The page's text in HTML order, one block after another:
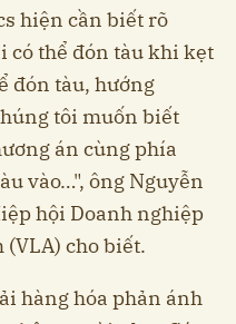
hiện cần biết rõ
có thể đón tàu khi kẹt
đón tàu, hướng
tôi muốn biết
án cùng phía
vào…", ông Nguyễn
hội Doanh nghiệp
cho biết.
hàng hóa phản ánh